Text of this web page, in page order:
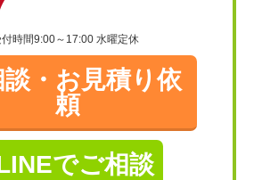
付時間9:00～17:00 水曜定休
・ お見積り依
頼
でご相談